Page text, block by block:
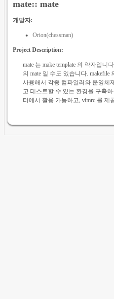
mate:: mate
개발자:
Orion(chessman)
Project Description:
mate 는 make template 의 약자입니
의 mate 일 수도 있습니다. makefile
사용해서 각종 컴파일러와 운영체
고 테스트할 수 있는 환경을 구축
터에서 활용 가능하고, vimrc 를 제